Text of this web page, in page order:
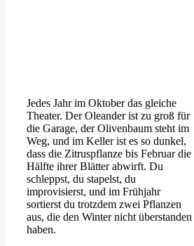
Jedes Jahr im Oktober das gleiche
Theater. Der Oleander ist zu groß für
die Garage, der Olivenbaum steht im
Weg, und im Keller ist es so dunkel,
dass die Zitruspflanze bis Februar die
Hälfte ihrer Blätter abwirft. Du
schleppst, du stapelst, du
improvisierst, und im Frühjahr
sortierst du trotzdem zwei Pflanzen
aus, die den Winter nicht überstanden
haben.